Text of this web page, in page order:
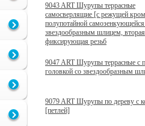
9043 ART Шурупы террасные
самосверлящие [с режущей
полупотайной
звездообразным шлицем, вторая
фиксирующая резьб
9047 ART Шурупы террасные с
головкой со звездообразным
9079 ART Шурупы по дереву с
[петлей]